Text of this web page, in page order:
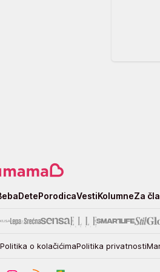
DetePorodicaVestiKolumneZa
Politika o kolačićimaPolitika privatnosti